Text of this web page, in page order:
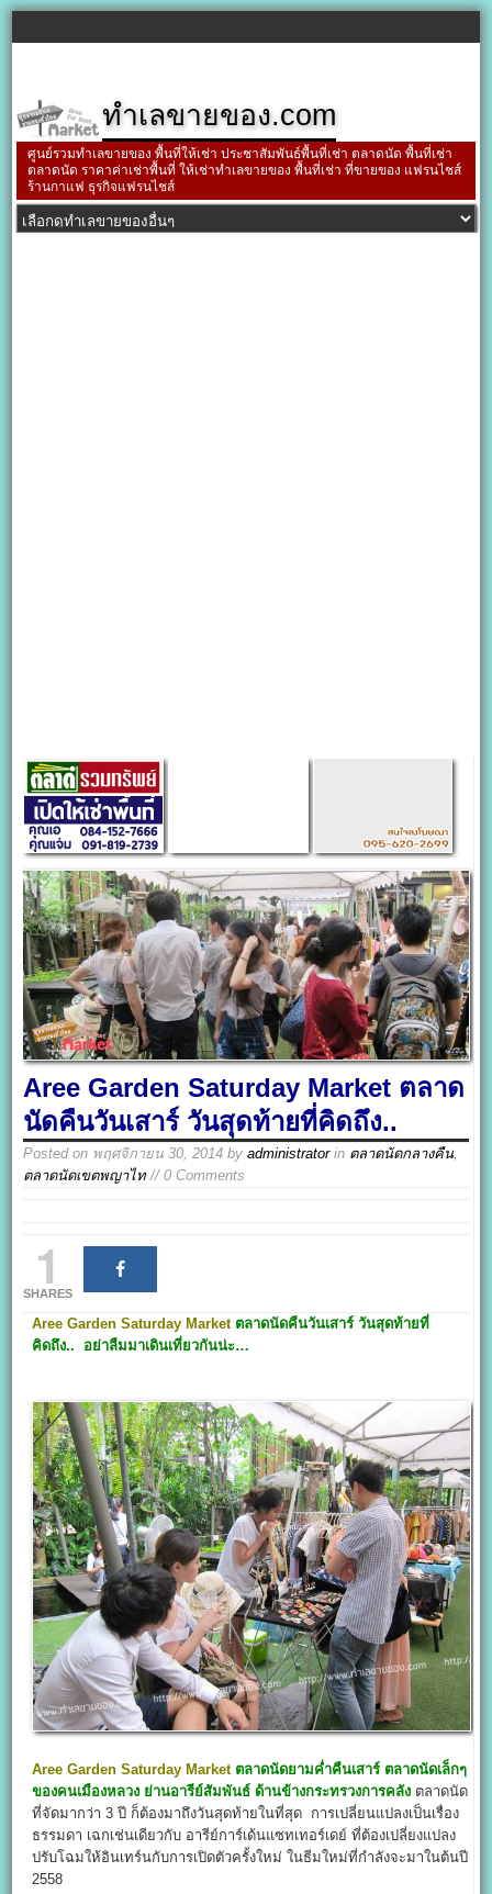
ทำเลขายของ.com
ศูนย์รวมทำเลขายของ พื้นที่ให้เช่า ประชาสัมพันธ์พื้นที่เช่า ตลาดนัด พื้นที่เช่า
ตลาดนัด ราคาค่าเช่าพื้นที่ ให้เช่าทำเลขายของ พื้นที่เช่า ที่ขายของ แฟรนไชส์
ร้านกาแฟ ธุรกิจแฟรนไชส์
Aree Garden Saturday Market ตลาด
นัดคืนวันเสาร์ วันสุดท้ายที่คิดถึง..
Posted on พฤศจิกายน 30, 2014 byadministratorin ตลาดนัดกลางคืน,
ตลาดนัดเขตพญาไท// 0 Comments
1
SHARES
Aree Garden Saturday Market ตลาดนัดคืนวันเสาร์ วันสุดท้ายที่
คิดถึง.. อย่าลืมมาเดินเที่ยวกันน่ะ…
Aree Garden Saturday Market ตลาดนัดยามค่ำคืนเสาร์ ตลาดนัดเล็กๆ
ของคนเมืองหลวง ย่านอารีย์สัมพันธ์ ด้านข้างกระทรวงการคลัง ตลาดนัด
ที่จัดมากว่า 3 ปี ก็ต้องมาถึงวันสุดท้ายในที่สุด การเปลี่ยนแปลงเป็นเรื่อง
ธรรมดา เฉกเช่นเดียวกับ อารีย์การ์เด้นแซทเทอร์เดย์ ที่ต้องเปลี่ยงแปลง
ปรับโฉมให้อินเทร์นกับการเปิดตัวครั้งใหม่ ในธีมใหม่ที่กำลังจะมาในต้นปี
2558